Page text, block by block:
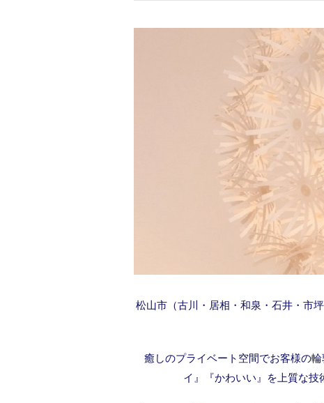
松山市（古川・居相・和泉・石井・市
癒しのプライベート空間でお客様の
イ』『かわいい』を上質な技